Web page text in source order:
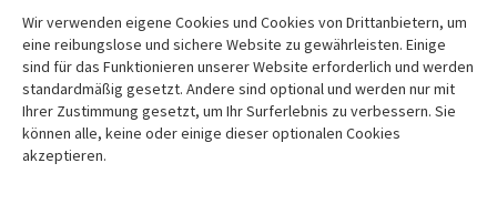
Mediathek
Library
Aktuelles
Rechtliches
Social
Media
GERMANY
Wir verwenden eigene Cookies und Cookies von Drittanbietern, um
eine reibungslose und sichere Website zu gewährleisten. Einige
sind für das Funktionieren unserer Website erforderlich und werden
standardmäßig gesetzt. Andere sind optional und werden nur mit
Ihrer Zustimmung gesetzt, um Ihr Surferlebnis zu verbessern. Sie
können alle, keine oder einige dieser optionalen Cookies
akzeptieren.